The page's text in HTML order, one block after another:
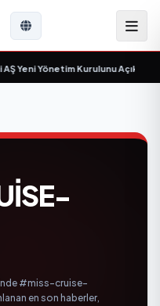
Yeni Yönetim Kurulunu
#miss-cruise-
en son haberler,